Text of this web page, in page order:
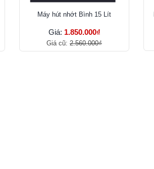
Máy hút nhớt Bình 15 Lít
Giá: 1.850.000₫
Giá cũ: 2.560.000₫